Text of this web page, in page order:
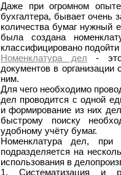
Даже при огромном
бухгалтера, бывает очень
количества бумаг нужный
была создана
классифицировано
Номенклатура дел - это
документов в
ним.
Для чего необходимо
дел проводится с одной
и формирование из них
быстрому поиску
удобному учёту бумаг.
Номенклатура дел, при
подразделяется на
использования в
1. Систематизация и